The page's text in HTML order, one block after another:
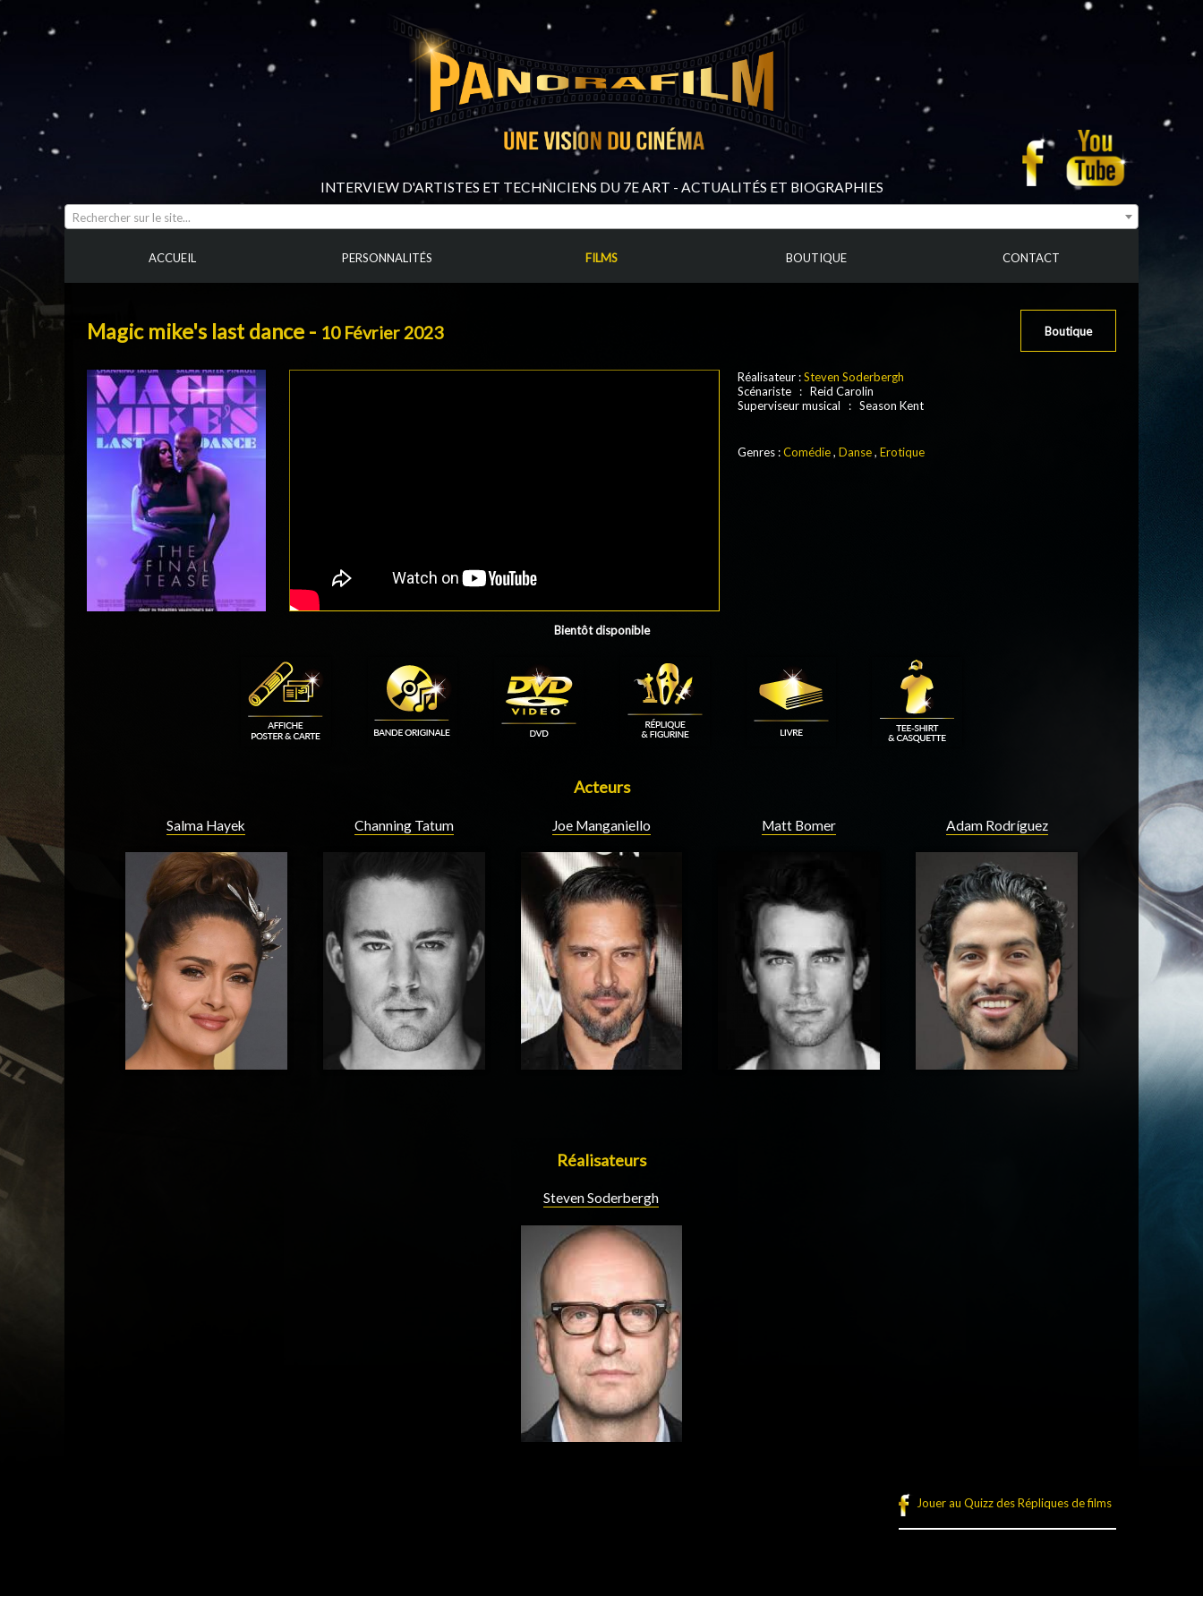
INTERVIEW D'ARTISTES ET TECHNICIENS DU 7E ART - ACTUALITÉS ET BIOGRAPHIES
Rechercher sur le site...
ACCUEIL PERSONNALITÉS FILMS BOUTIQUE CONTACT
Magic mike's last dance - 10 Février 2023 Boutique
Réalisateur :Steven Soderbergh
Scénariste : Reid Carolin
Superviseur musical : Season Kent
Genres :Comédie, Danse, Erotique
Bientôt disponible
Acteurs
Salma Hayek Channing Tatum Joe Manganiello Matt Bomer Adam Rodríguez
Réalisateurs
Steven Soderbergh
Jouer au Quizz des Répliques de films